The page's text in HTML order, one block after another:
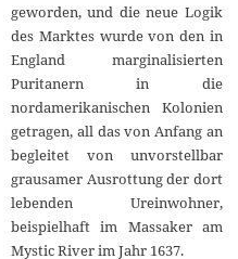
2
0
6
geworden, und die neue Logik
des Marktes wurde von den in
England marginalisierten
Puritanern in die
nordamerikanischen Kolonien
getragen, all das von Anfang an
begleitet von unvorstellbar
grausamer Ausrottung der dort
lebenden Ureinwohner,
beispielhaft im Massaker am
Mystic River im Jahr 1637.